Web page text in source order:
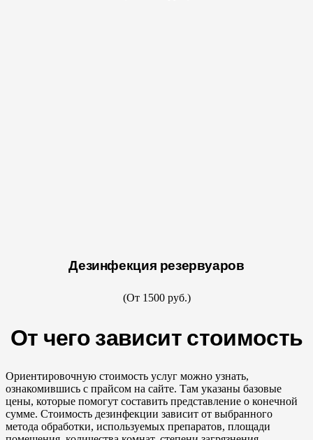
Дезинфекция резервуаров
(От 1500 руб.)
От чего зависит стоимость
Ориентировочную стоимость услуг можно узнать,
ознакомившись с прайсом на сайте. Там указаны базовые
цены, которые помогут составить представление о конечной
сумме. Стоимость дезинфекции зависит от выбранного
метода обработки, используемых препаратов, площади